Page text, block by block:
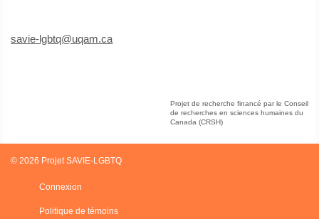
savie-lgbtq@uqam.ca
Projet de recherche financé par le Conseil
de recherches en sciences humaines du
Canada (CRSH)
© 2026 Projet SAVIE-LGBTQ
Connexion
Politique de témoins